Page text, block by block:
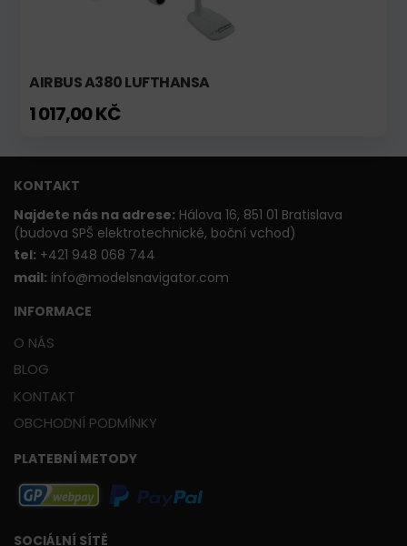
AIRBUS A380 LUFTHANSA
1 017,00 KČ
KONTAKT
Najdete nás na adrese: Hálova 16, 851 01 Bratislava
(budova SPŠ elektrotechnické, boční vchod)
tel: +421 948 068 744
mail: info@modelsnavigator.com
INFORMACE
O NÁS
BLOG
KONTAKT
OBCHODNÍ PODMÍNKY
PLATEBNÍ METODY
SOCIÁLNÍ SÍTĚ